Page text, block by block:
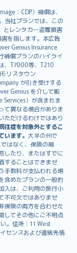
：CDP）補償は、
当社プランでは、この
とレンタカー盗難損害
を指します。本広告
Genius Insurance
補償プランのハイライ
、T7000等、T210
リスタウン
が引き受けする
Genius を介して販
Services）が含まれま
て異なる場合がありま
ただけるわけではあり
往症を対象外とするこ
ます。 大半の州で
はなく、保険の規
したり、またはすでに
することはできませ
手数料が支払われる場
含めたプランの一般的
入は、ご利用の旅行小
不可欠ではありませ
保険の両方を合わせた
してその他にご不明点
。住所：11 West
センスおよび連絡先情